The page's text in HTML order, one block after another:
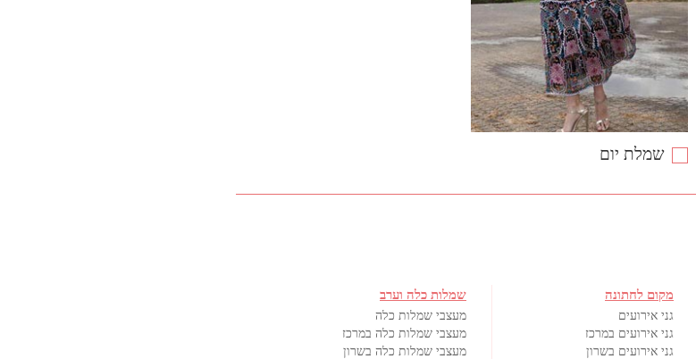
שמלת יום
מקום לחתונה
גני אירועים
גני אירועים במרכז
גני אירועים בשרון
שמלות כלה וערב
מעצבי שמלות כלה
מעצבי שמלות כלה במרכז
מעצבי שמלות כלה בשרון